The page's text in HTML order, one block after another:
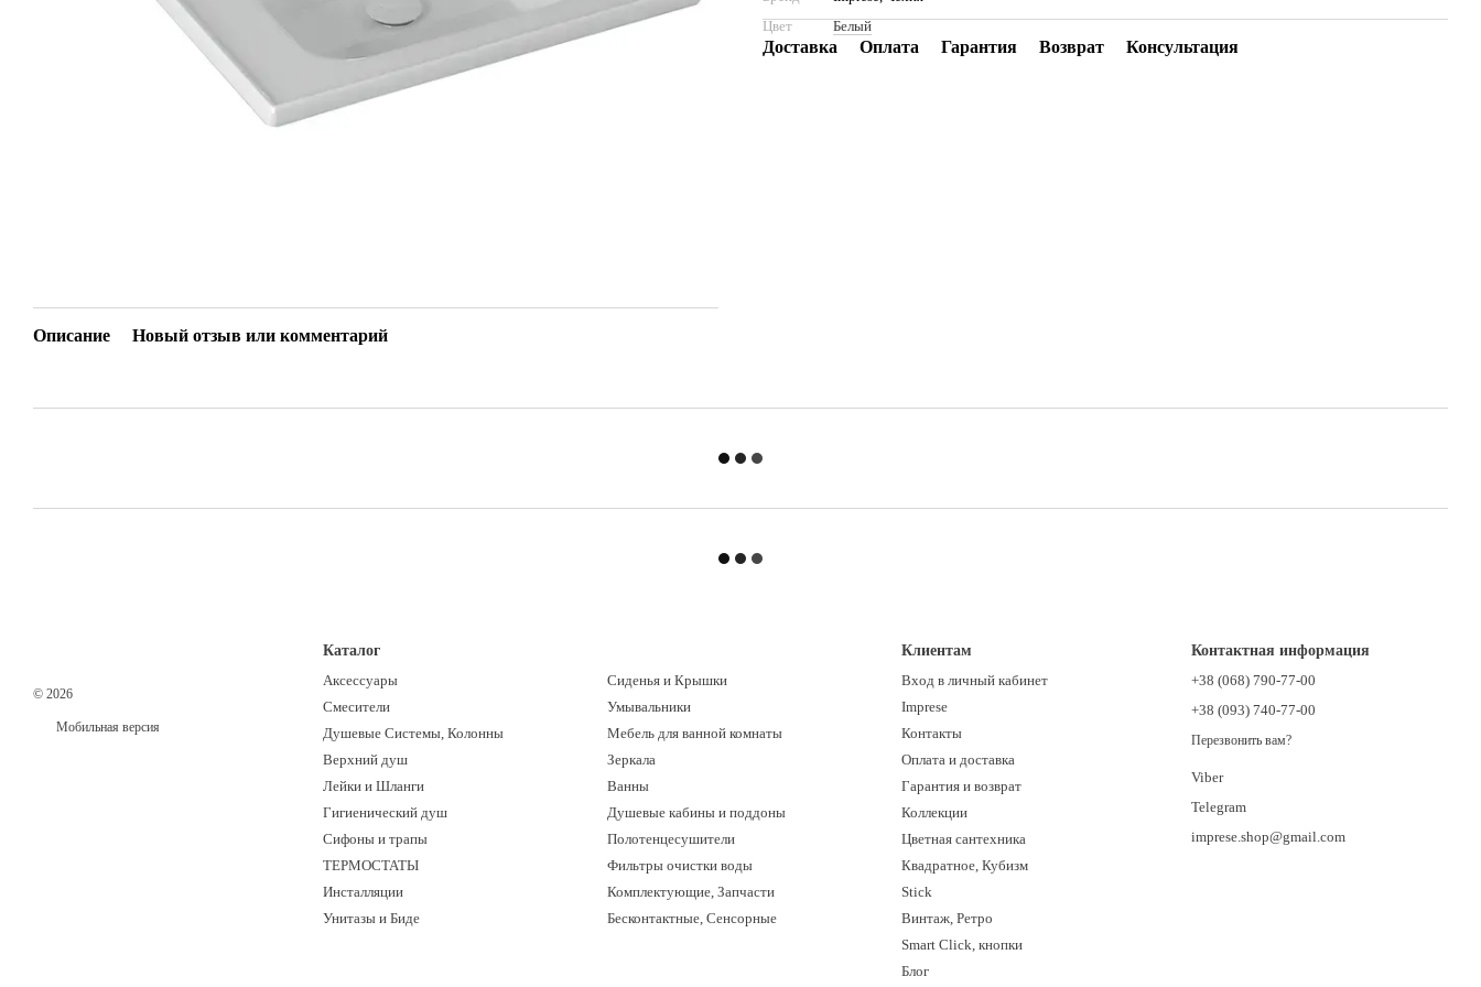
Описание Новый отзыв или комментарий
Цвет
Белый
Доставка Оплата Гарантия Возврат Консультация
© 2026
Мобильная версия
Каталог
Аксессуары
Смесители
Душевые Системы, Колонны
Верхний душ
Лейки и Шланги
Гигиенический душ
Сифоны и трапы
ТЕРМОСТАТЫ
Инсталляции
Унитазы и Биде
Сиденья и Крышки
Умывальники
Мебель для ванной комнаты
Зеркала
Ванны
Душевые кабины и поддоны
Полотенцесушители
Фильтры очистки воды
Комплектующие, Запчасти
Бесконтактные, Сенсорные
Клиентам
Вход в личный кабинет
Imprese
Контакты
Оплата и доставка
Гарантия и возврат
Коллекции
Цветная сантехника
Квадратное, Кубизм
Stick
Винтаж, Ретро
Smart Click, кнопки
Блог
Контактная информация
+38 (068) 790-77-00
+38 (093) 740-77-00
Перезвонить вам?
Viber
Telegram
imprese.shop@gmail.com